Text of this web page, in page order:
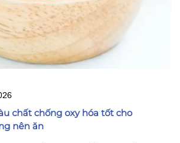
chất chống oxy hóa tốt cho
nên ăn